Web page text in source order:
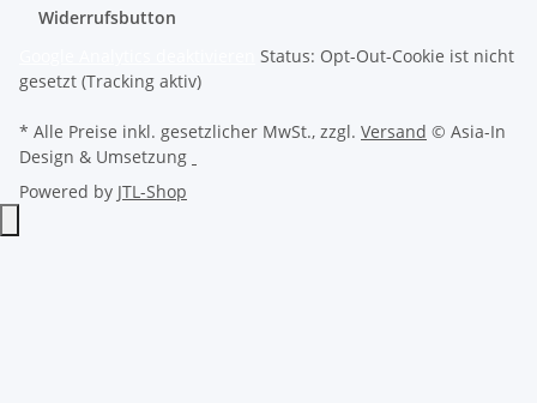
Widerrufsbutton
Status: Opt-Out-Cookie ist nicht
gesetzt (Tracking aktiv)
* Alle Preise inkl. gesetzlicher MwSt., zzgl. Versand © Asia-In
Design & Umsetzung
Powered by JTL-Shop